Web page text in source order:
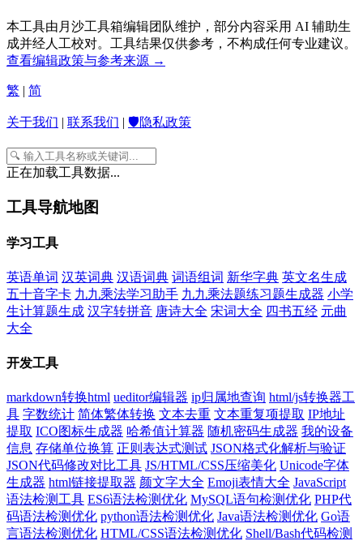
本工具由月沙工具箱编辑团队维护，部分内容采用 AI 辅助生
成并经人工校对。工具结果仅供参考，不构成任何专业建议。
查看编辑政策与参考来源 →
繁 | 简
关于我们 | 联系我们 | 🛡️隐私政策
正在加载工具数据...
工具导航地图
学习工具
英语单词 汉英词典 汉语词典 词语组词 新华字典 英文名生成
五十音字卡 九九乘法学习助手 九九乘法题练习题生成器 小学
生计算题生成 汉字转拼音 唐诗大全 宋词大全 四书五经 元曲
大全
开发工具
markdown转换html ueditor编辑器 ip归属地查询 html/js转换器工
具 字数统计 简体繁体转换 文本去重 文本重复项提取 IP地址
提取 ICO图标生成器 哈希值计算器 随机密码生成器 我的设备
信息 存储单位换算 正则表达式测试 JSON格式化解析与验证
JSON代码修改对比工具 JS/HTML/CSS压缩美化 Unicode字体
生成器 html链接提取器 颜文字大全 Emoji表情大全 JavaScript
语法检测工具 ES6语法检测优化 MySQL语句检测优化 PHP代
码语法检测优化 python语法检测优化 Java语法检测优化 Go语
言语法检测优化 HTML/CSS语法检测优化 Shell/Bash代码检测